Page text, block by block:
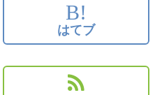
B!
はてブ